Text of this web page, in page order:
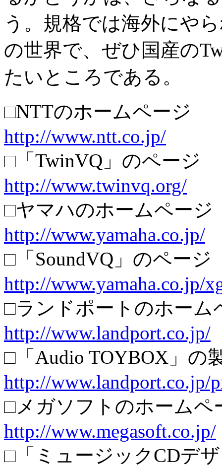
う。規格では海外にや
の世界で、ぜひ国産の
たいところである。
□NTTのホームページ
http://www.ntt.co.jp/
□「TwinVQ」のページ
http://www.twinvq.org/
□ヤマハのホームページ
http://www.yamaha.co.jp/
□「SoundVQ」のページ
http://www.yamaha.co.jp/
□ランドポートのホーム
http://www.landport.co.jp/
□「Audio TOYBOX」の
http://www.landport.co.jp/
□メガソフトのホームペ
http://www.megasoft.co.jp/
□「ミュージックCDデ